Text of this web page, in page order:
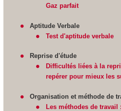
Gaz parfait
Aptitude Verbale
Test d'aptitude verbale
Reprise d'étude
Difficultés liées à la
repérer pour mieux les
Organisation et méthode de
Les méthodes de